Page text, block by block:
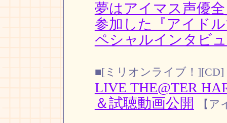
夢はアイマス声優
参加した『アイド
ペシャルインタビ
■[ミリオンライブ！][CD]
LIVE THE@TER
＆試聴動画公開
【